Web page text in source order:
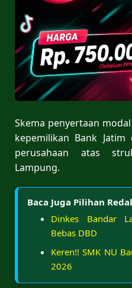
Skema penyertaan
kepemilikan Bank
perusahaan atas
Lampung.
Baca Juga Pilihan
Dinkes Bandar
Bebas DBD
Keren!! SMK NU
2026